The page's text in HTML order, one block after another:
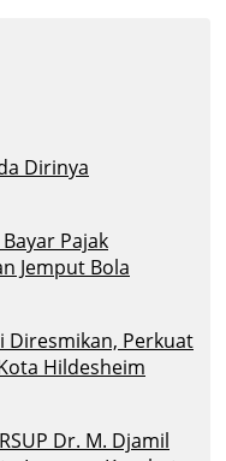
Dirinya
Pajak
Jemput Bola
Diresmikan, Perkuat
Hildesheim
Dr. M. Djamil